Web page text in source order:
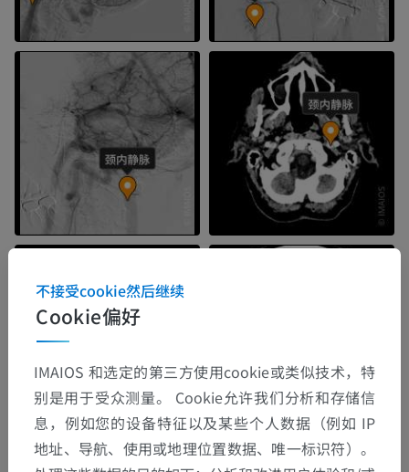
Cookie偏好
不接受cookie然后继续
IMAIOS 和选定的第三方使用cookie或类似技术，特
别是用于受众测量。 Cookie允许我们分析和存储信
息，例如您的设备特征以及某些个人数据（例如 IP
地址、导航、使用或地理位置数据、唯一标识符）。